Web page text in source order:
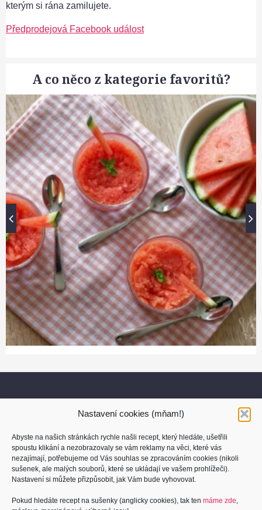
Nastavení cookies (mňam!)
Abyste na našich stránkách rychle našli recept, který hledáte, ušetřili
spoustu klikání a nezobrazovaly se vám reklamy na věci, které vás
nezajímají, potřebujeme od Vás souhlas se zpracováním cookies (nikoli
sušenek, ale malých souborů, které se ukládají ve vašem prohlížeči).
Nastavení si můžete přizpůsobit, jak Vám bude vyhovovat.
Pokud hledáte recept na sušenky (anglicky cookies), tak ten máme zde,
kterým si rána zamilujete.
Předprodejová Facebook událost
A co něco z kategorie favoritů?
O nás
Kontakt